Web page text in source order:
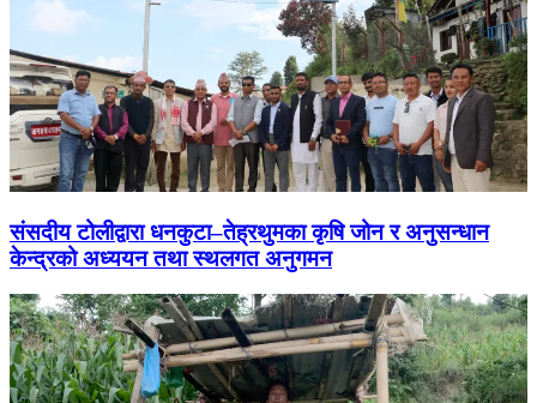
संसदीय टोलीद्वारा धनकुटा–तेह्रथुमका कृषि जोन र अनुसन्धान
केन्द्रको अध्ययन तथा स्थलगत अनुगमन